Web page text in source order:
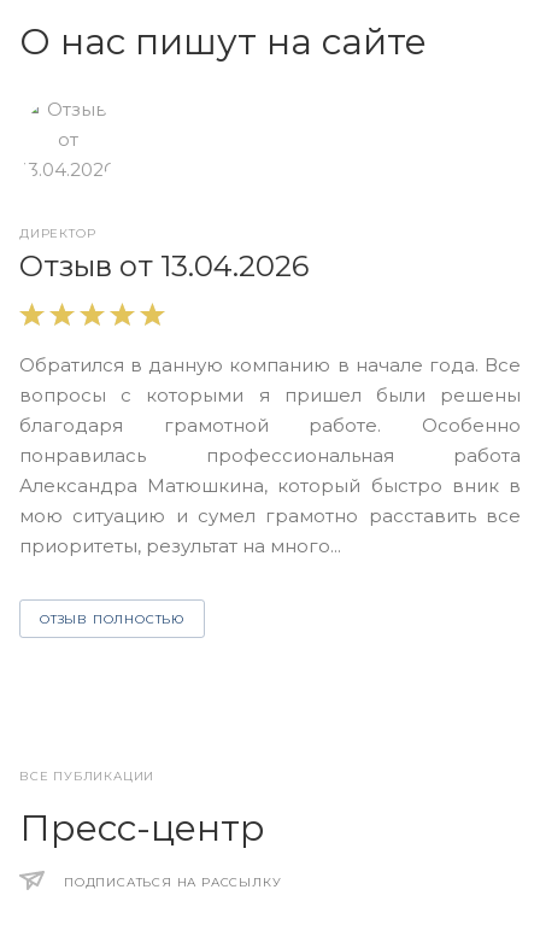
О нас пишут на сайте
ДИРЕКТОР
Отзыв от 13.04.2026
Обратился в данную компанию в начале года. Все
вопросы с которыми я пришел были решены
благодаря грамотной работе. Особенно
понравилась профессиональная работа
Александра Матюшкина, который быстро вник в
мою ситуацию и сумел грамотно расставить все
приоритеты, результат на много...
ОТЗЫВ ПОЛНОСТЬЮ
ВСЕ ПУБЛИКАЦИИ
Пресс-центр
ПОДПИСАТЬСЯ НА РАССЫЛКУ